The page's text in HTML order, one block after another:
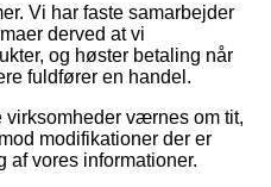
Vi har faste samarbejder
derved at vi
og høster betaling når
fuldfører en handel.
værnes om tit,
modifikationer der er
af vores informationer.